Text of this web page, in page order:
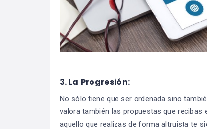
3. La Progresión:
No sólo tiene que ser ordenada sino
valora también las propuestas que recibas
aquello que realizas de forma altruista te